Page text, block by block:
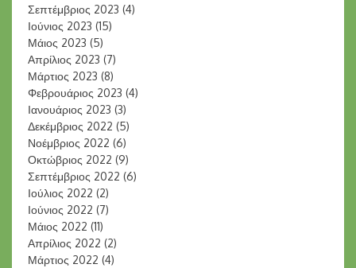
Σεπτέμβριος 2023 (4)
Ιούνιος 2023 (15)
Μάιος 2023 (5)
Απρίλιος 2023 (7)
Μάρτιος 2023 (8)
Φεβρουάριος 2023 (4)
Ιανουάριος 2023 (3)
Δεκέμβριος 2022 (5)
Νοέμβριος 2022 (6)
Οκτώβριος 2022 (9)
Σεπτέμβριος 2022 (6)
Ιούλιος 2022 (2)
Ιούνιος 2022 (7)
Μάιος 2022 (11)
Απρίλιος 2022 (2)
Μάρτιος 2022 (4)